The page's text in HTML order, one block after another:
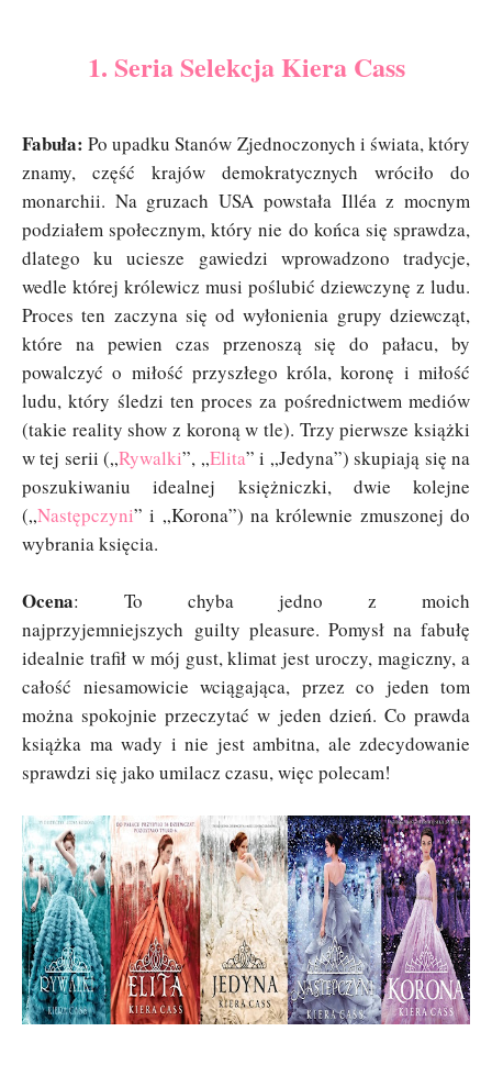
1. Seria Selekcja Kiera Cass
Fabuła: Po upadku Stanów Zjednoczonych i świata, który
znamy, część krajów demokratycznych wróciło do
monarchii. Na gruzach USA powstała Illéa z mocnym
podziałem społecznym, który nie do końca się sprawdza,
dlatego ku uciesze gawiedzi wprowadzono tradycje,
wedle której królewicz musi poślubić dziewczynę z ludu.
Proces ten zaczyna się od wyłonienia grupy dziewcząt,
które na pewien czas przenoszą się do pałacu, by
powalczyć o miłość przyszłego króla, koronę i miłość
ludu, który śledzi ten proces za pośrednictwem mediów
(takie reality show z koroną w tle). Trzy pierwsze książki
w tej serii („Rywalki”, „Elita” i „Jedyna”) skupiają się na
poszukiwaniu idealnej księżniczki, dwie kolejne
(„Następczyni” i „Korona”) na królewnie zmuszonej do
wybrania księcia.
Ocena: To chyba jedno z moich
najprzyjemniejszych guilty pleasure. Pomysł na fabułę
idealnie trafił w mój gust, klimat jest uroczy, magiczny, a
całość niesamowicie wciągająca, przez co jeden tom
można spokojnie przeczytać w jeden dzień. Co prawda
książka ma wady i nie jest ambitna, ale zdecydowanie
sprawdzi się jako umilacz czasu, więc polecam!